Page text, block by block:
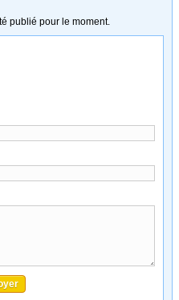
publié pour le moment.